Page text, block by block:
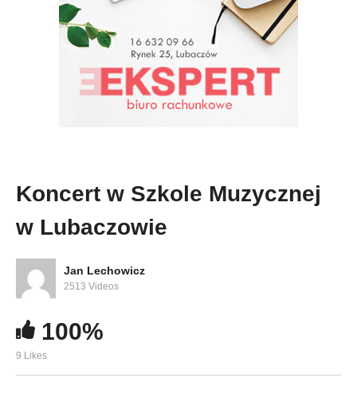
Koncert w Szkole Muzycznej
w Lubaczowie
Jan Lechowicz
2513 Videos
100%
9 Likes